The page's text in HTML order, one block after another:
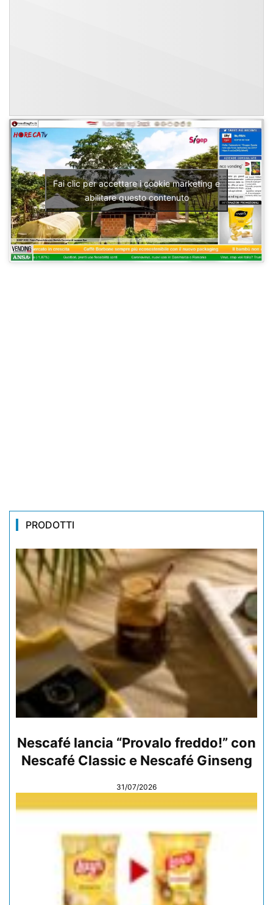
Fai clic per accettare i cookie marketing e
abilitare questo contenuto
PRODOTTI
Nescafé lancia “Provalo freddo!” con
Nescafé Classic e Nescafé Ginseng
31/07/2026